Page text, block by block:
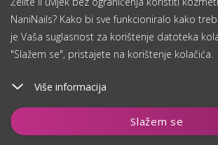
NaniNails? Kako bi sve funkcioniralo kako
je Vaša suglasnost za korištenje datoteka
"Slažem se", pristajete na korištenje kolačića.
Više informacija
Slažem se
Dodaj u košaricu